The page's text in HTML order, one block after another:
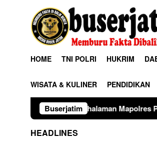
HOME TNI POLRI HUKRIM
WISATA & KULINER PENDIDIKAN
Buserjatim
Watang
HEADLINES